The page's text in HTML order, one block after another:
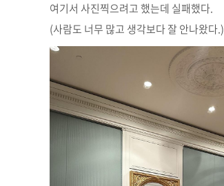
여기서 사진찍으려고 했는데 실패했다.
(사람도 너무 많고 생각보다 잘 안나왔다.)